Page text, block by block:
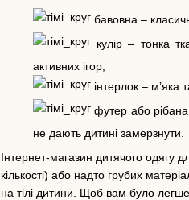
бавовна –
кулір – тонка
активних ігор;
інтерлок – м’яка
футер або
не дають дитині замерзнути.
Інтернет-магазин дитячого одягу
кількості) або надто грубих
на тілі дитини. Щоб вам було